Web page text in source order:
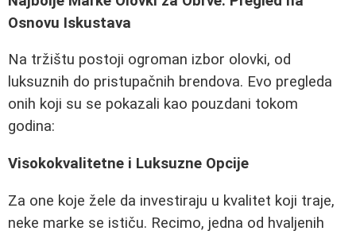
Osnovu Iskustava
Na tržištu postoji ogroman izbor olovki, od
luksuznih do pristupačnih brendova. Evo pregleda
onih koji su se pokazali kao pouzdani tokom
godina:
Visokokvalitetne i Luksuzne Opcije
Za one koje žele da investiraju u kvalitet koji traje,
neke marke se ističu. Recimo, jedna od hvaljenih